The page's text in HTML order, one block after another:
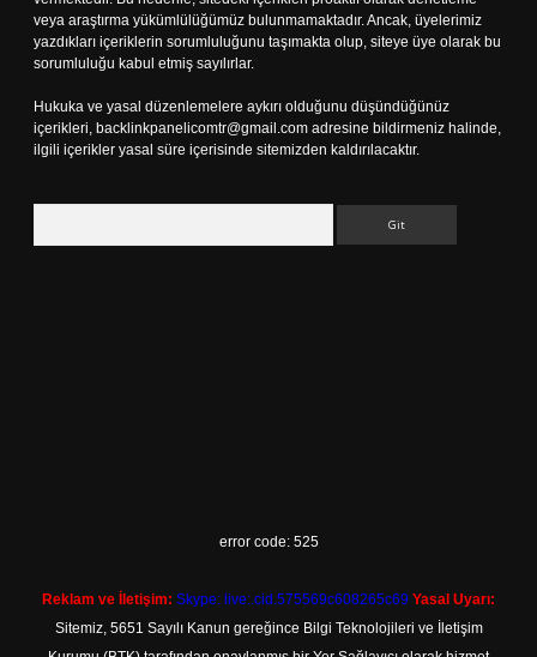
veya araştırma yükümlülüğümüz bulunmamaktadır. Ancak, üyelerimiz
yazdıkları içeriklerin sorumluluğunu taşımakta olup, siteye üye olarak bu
sorumluluğu kabul etmiş sayılırlar.
Hukuka ve yasal düzenlemelere aykırı olduğunu düşündüğünüz
içerikleri, backlinkpanelicomtr@gmail.com adresine bildirmeniz halinde,
ilgili içerikler yasal süre içerisinde sitemizden kaldırılacaktır.
error code: 525
Reklam ve İletişim: Skype: live:.cid.575569c608265c69 Yasal Uyarı:
Sitemiz, 5651 Sayılı Kanun gereğince Bilgi Teknolojileri ve İletişim